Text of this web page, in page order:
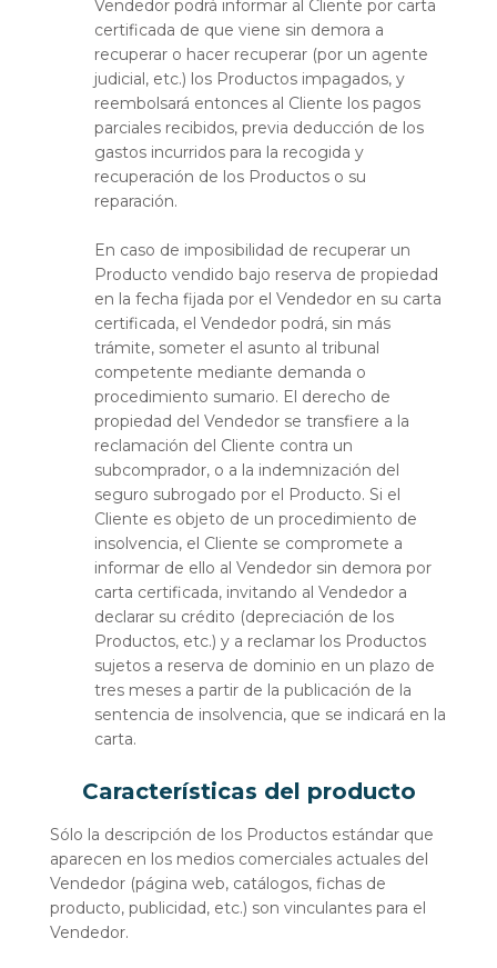
Vendedor podrá informar al Cliente por carta
certificada de que viene sin demora a
recuperar o hacer recuperar (por un agente
judicial, etc.) los Productos impagados, y
reembolsará entonces al Cliente los pagos
parciales recibidos, previa deducción de los
gastos incurridos para la recogida y
recuperación de los Productos o su
reparación.
En caso de imposibilidad de recuperar un
Producto vendido bajo reserva de propiedad
en la fecha fijada por el Vendedor en su carta
certificada, el Vendedor podrá, sin más
trámite, someter el asunto al tribunal
competente mediante demanda o
procedimiento sumario. El derecho de
propiedad del Vendedor se transfiere a la
reclamación del Cliente contra un
subcomprador, o a la indemnización del
seguro subrogado por el Producto. Si el
Cliente es objeto de un procedimiento de
insolvencia, el Cliente se compromete a
informar de ello al Vendedor sin demora por
carta certificada, invitando al Vendedor a
declarar su crédito (depreciación de los
Productos, etc.) y a reclamar los Productos
sujetos a reserva de dominio en un plazo de
tres meses a partir de la publicación de la
sentencia de insolvencia, que se indicará en la
carta.
Características del producto
Sólo la descripción de los Productos estándar que
aparecen en los medios comerciales actuales del
Vendedor (página web, catálogos, fichas de
producto, publicidad, etc.) son vinculantes para el
Vendedor.